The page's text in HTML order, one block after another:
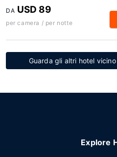
DA USD 89
per camera / per notte
Guarda gli altri hotel
Explore